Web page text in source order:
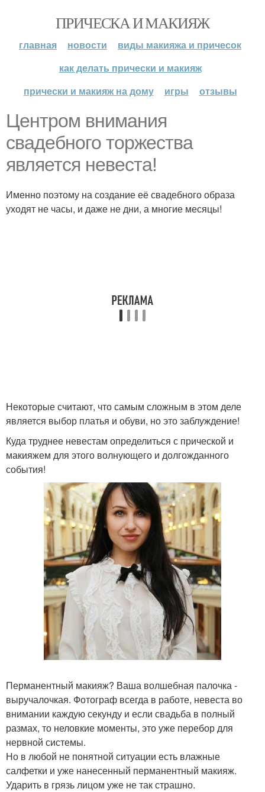
ПРИЧЕСКА И МАКИЯЖ
главная новости
виды макияжа и причесок
как делать прически и макияж
прически и макияж на дому
игры отзывы
Центром внимания
свадебного торжества
является невеста!
Именно поэтому на создание её свадебного образа
уходят не часы, и даже не дни, а многие месяцы!
Некоторые считают, что самым сложным в этом деле
является выбор платья и обуви, но это заблуждение!
Куда труднее невестам определиться с прической и
макияжем для этого волнующего и долгожданного
события!
Перманентный макияж? Ваша волшебная палочка -
выручалочкая. Фотограф всегда в работе, невеста во
внимании каждую секунду и если свадьба в полный
размах, то неловкие моменты, это уже перебор для
нервной системы.
Но в любой не понятной ситуации есть влажные
салфетки и уже нанесенный перманентный макияж.
Ударить в грязь лицом уже не так страшно.